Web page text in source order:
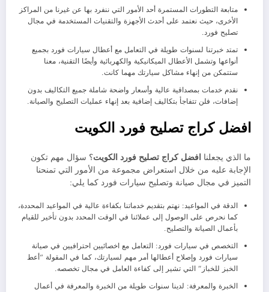
متابعة التطورات المستمرة أحد الأمور التي ننفرد بها عن غيرنا من المراكز
الأخرى، حيث نعتمد على أحدث الأجهزة والتقنيات المستخدمة في مجال
تصليح فورد.
تمتد خبرتنا لسنوات طويلة في التعامل مع أعطال سيارات فورد بجميع
أنواعها وتشمل الأعطال الميكانيكية والكهربائية وأيضًا التقنية، معنا
ستتمكن من إنهاء مشاكل سيارتك مهما كانت.
نقدم خدمات بمصداقية عالية وأسعار واضحة شاملة جميع التكاليف بدون
إضافات، فلن تتفاجأ بتكاليف إضافية بعد إنهاء عمليات التصليح والصيانة.
افضل كراج تصليح فورد الكويت
ما الذي يجعلنا افضل كراج تصليح فورد الكويت؟ سؤال مهم تكون
الإجابة عليه من خلال استعراض مجموعة من الأمور التي تمنحنا
التميز في مجال صيانة وتصليح سيارات فورد كما يلي:
الدقة في المواعيد: نهتم بتقديم خدماتنا بكفاءة عالية في المواعيد المحددة،
كما نحرص على الوصول إلى عملائنا في الوقت المحدد بدون تأخير للقيام
بأعمال الصيانة والتصليح.
التخصص في سيارات فورد: التعامل مع اخصائيين احترافيين في صيانة
سيارات فورد وإصلاح أعطالها أمر مهم لسيارتك، كما في المقولة “أعط
الخبز للخباز” التي تشير إلى كفاءة العامل في مجال تخصصه.
الخبرة والمعرفة: لدينا سنوات طويلة من الخبرة والمعرفة في أعمال